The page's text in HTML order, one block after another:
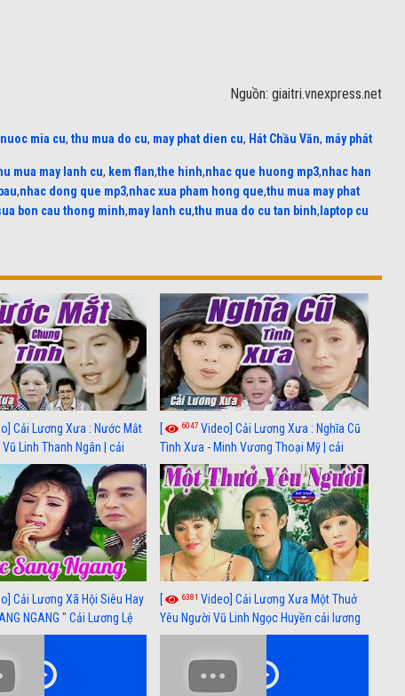
Nguồn: giaitri.vnexpress.net
mia cu, thu mua do cu, may phat dien cu, Hát Chầu Văn, máy phát
mua may lanh cu, kem flan,the hinh,nhac que huong mp3,nhac han
,nhac dong que mp3,nhac xua pham hong que,thu mua may phat
bon cau thong minh,may lanh cu,thu mua do cu tan binh, laptop cu
Cải Lương Xưa : Nước Mắt
Linh Thanh Ngân | cải
nhất
[ 6047 Video] Cải Lương Xưa : Nghĩa Cũ
Tình Xưa - Minh Vương Thoại Mỹ | cải
lương xã hội hay nhất
Cải Lương Xã Hội Siêu Hay
NGANG " Cải Lương Lệ
Hồng Nga
[ 6381 Video] Cải Lương Xưa Một Thuở
Yêu Người Vũ Linh Ngọc Huyền cải lương
xã hội hay nhất